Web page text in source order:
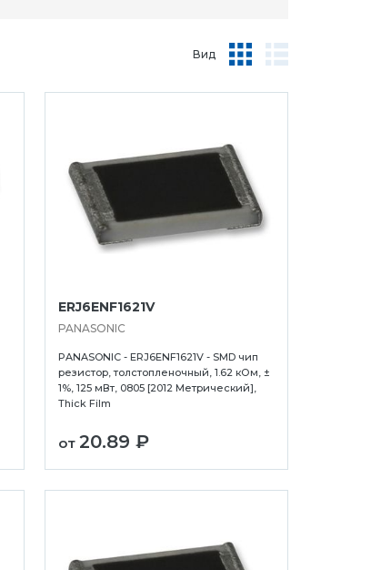
Вид
ERJ6ENF1621V
PANASONIC
PANASONIC - ERJ6ENF1621V - SMD чип
резистор, толстопленочный, 1.62 кОм, ±
1%, 125 мВт, 0805 [2012 Метрический],
Thick Film
от 20.89 ₽